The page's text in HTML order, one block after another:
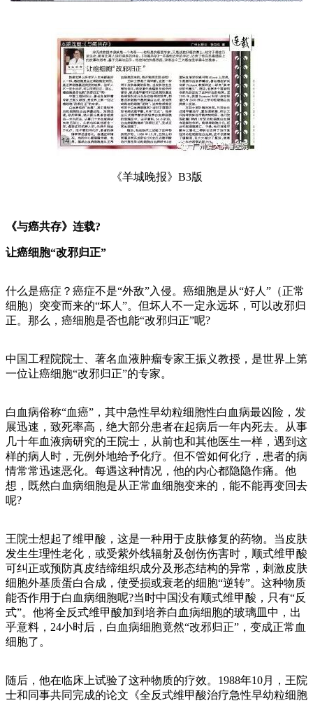
《羊城晚报》B3版
《与癌共存》连载?
让癌细胞“改邪归正”
什么是癌症？癌症不是“外敌”入侵。癌细胞是从“好人”（正常
细胞）突变而来的“坏人”。但坏人不一定永远坏，可以改邪归
正。那么，癌细胞是否也能“改邪归正”呢?
中国工程院院士、著名血液肿瘤专家王振义教授，是世界上第
一位让癌细胞“改邪归正”的专家。
白血病俗称“血癌”，其中急性早幼粒细胞性白血病最凶险，发
展迅速，致死率高，绝大部分患者在起病后一年内死去。从事
几十年血液病研究的王院士，从前也和其他医生一样，遇到这
样的病人时，无例外地给予化疗。但不管如何化疗，患者的病
情常常迅速恶化。每遇这种情况，他的内心都隐隐作痛。他
想，既然白血病细胞是从正常血细胞变来的，能不能再变回去
呢?
王院士想起了维甲酸，这是一种用于皮肤修复的药物。当皮肤
发生生理性老化，或受紫外线辐射及创伤伤害时，顺式维甲酸
可纠正或预防真皮结缔组织成分及形态结构的异常，刺激皮肤
细胞外基质蛋白合成，使受损或衰老的细胞“逆转”。这种物质
能否作用于白血病细胞呢?当时中国没有顺式维甲酸，只有“反
式”。他将全反式维甲酸加到培养白血病细胞的玻璃皿中，出
乎意料，24小时后，白血病细胞竟然“改邪归正”，变成正常血
细胞了。
随后，他在临床上试验了这种物质的疗效。1988年10月，王院
士和同事共同完成的论文《全反式维甲酸治疗急性早幼粒细胞